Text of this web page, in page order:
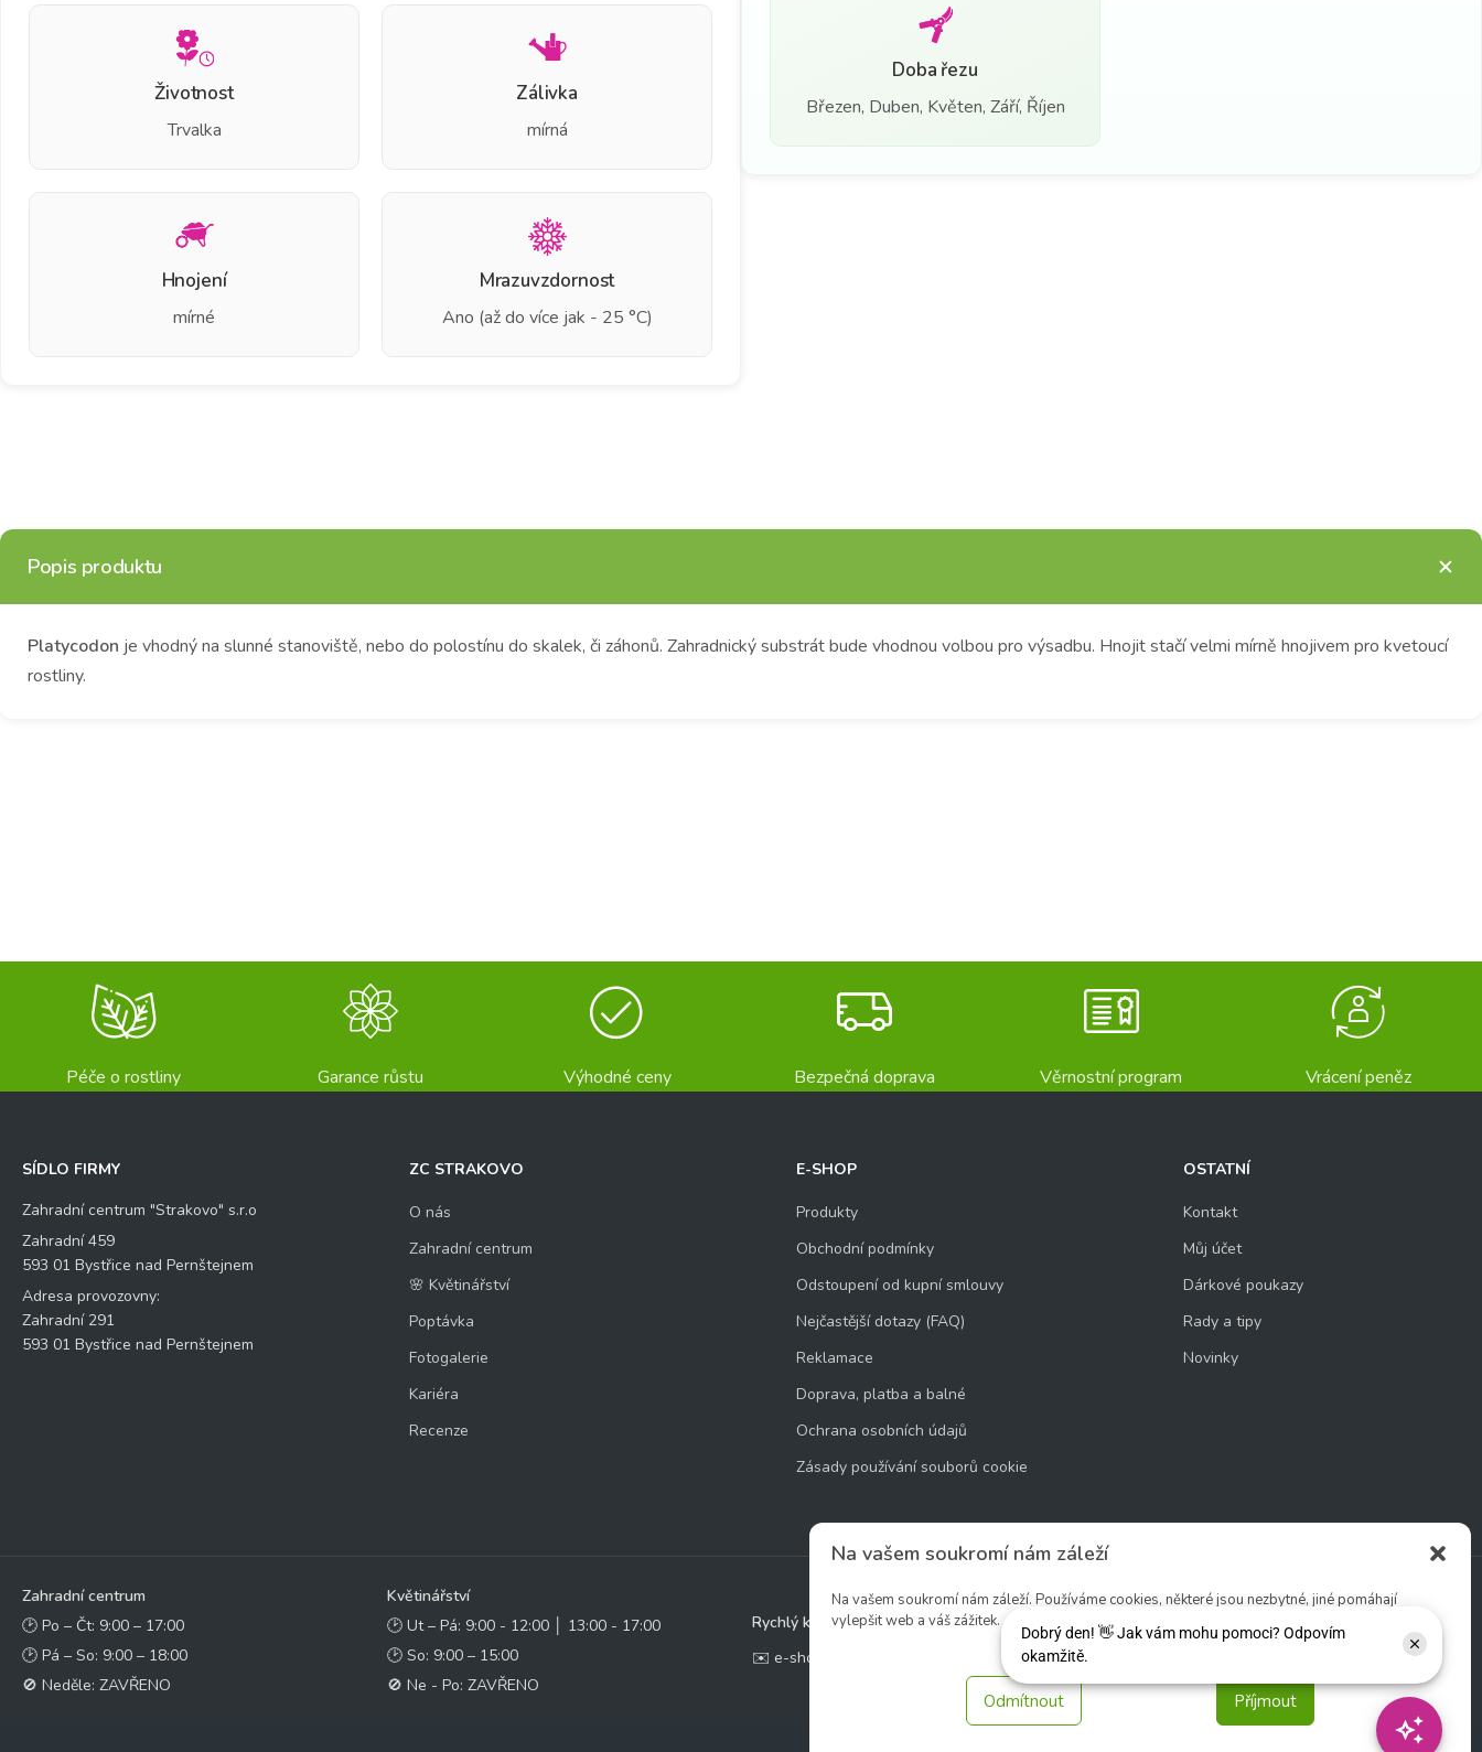
Na vašem soukromí nám záleží
Na vašem soukromí nám záleží. Používáme cookies, některé jsou nezbytné, jiné pomáhají
vylepšit web a váš zážitek.
Příjmout
Odmítnout
Životnost
Trvalka
Zálivka
mírná
Hnojení
mírné
Mrazuvzdornost
Ano (až do více jak - 25 °C)
Doba řezu
Březen, Duben, Květen, Září, Říjen
Popis produktu
Platycodon je vhodný na slunné stanoviště, nebo do polostínu do skalek, či záhonů. Zahradnický substrát bude vhodnou volbou pro výsadbu. Hnojit stačí velmi mírně hnojivem pro kvetoucí
rostliny.
Péče o rostliny Garance růstu Výhodné ceny Bezpečná doprava Věrnostní program Vrácení peněz
SÍDLO FIRMY
Zahradní centrum "Strakovo" s.r.o
Zahradní 459
593 01 Bystřice nad Pernštejnem
Adresa provozovny:
Zahradní 291
593 01 Bystřice nad Pernštejnem
ZC STRAKOVO
O nás
Zahradní centrum
🌸 Květinářství
Poptávka
Fotogalerie
Kariéra
Recenze
E-SHOP
Produkty
Obchodní podmínky
Odstoupení od kupní smlouvy
Nejčastější dotazy (FAQ)
Reklamace
Doprava, platba a balné
Ochrana osobních údajů
Zásady používání souborů cookie
OSTATNÍ
Kontakt
Můj účet
Dárkové poukazy
Rady a tipy
Novinky
Zahradní centrum
🕑 Po – Čt: 9:00 – 17:00
🕑 Pá – So: 9:00 – 18:00
🚫 Neděle: ZAVŘENO
Květinářství
🕑 Ut – Pá: 9:00 - 12:00 │ 13:00 - 17:00
🕑 So: 9:00 – 15:00
🚫 Ne - Po: ZAVŘENO
Rychlý kontakt:
✉️ e-shop@zcstrakovo.cz
Sledujte nás: